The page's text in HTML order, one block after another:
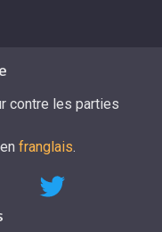
contre les parties
franglais.